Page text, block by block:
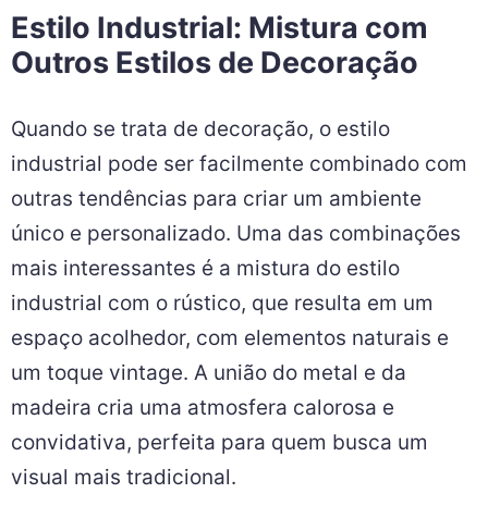
Estilo Industrial: Mistura com
Outros Estilos de Decoração
Quando se trata de decoração, o estilo
industrial pode ser facilmente combinado com
outras tendências para criar um ambiente
único e personalizado. Uma das combinações
mais interessantes é a mistura do estilo
industrial com o rústico, que resulta em um
espaço acolhedor, com elementos naturais e
um toque vintage. A união do metal e da
madeira cria uma atmosfera calorosa e
convidativa, perfeita para quem busca um
visual mais tradicional.